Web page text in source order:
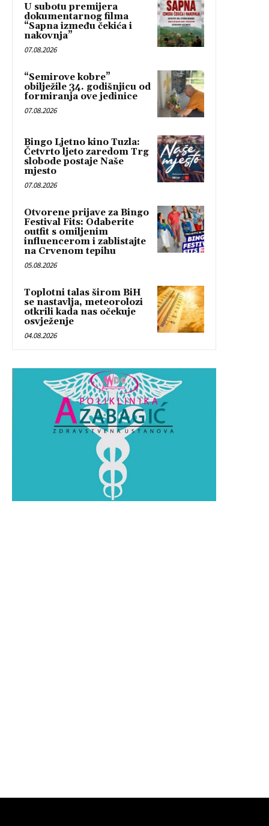
U subotu premijera
dokumentarnog filma
“Sapna između čekića i
nakovnja”
07.08.2026
“Semirove kobre”
obilježile 34. godišnjicu od
formiranja ove jedinice
07.08.2026
Bingo Ljetno kino Tuzla:
Četvrto ljeto zaredom Trg
slobode postaje Naše
mjesto
07.08.2026
Otvorene prijave za Bingo
Festival Fits: Odaberite
outfit s omiljenim
influencerom i zablistajte
na Crvenom tepihu
05.08.2026
Toplotni talas širom BiH
se nastavlja, meteorolozi
otkrili kada nas očekuje
osvježenje
04.08.2026